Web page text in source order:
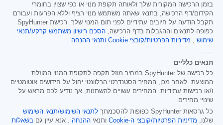
בזמן הרכישה המקורית שלך ולאותה תקופת מנוי או כפי שצוין בחומרי
הקידום/דף הרכישה, בתנאי שאתה משתמש מנוי רציף וללא הפרעות ועבורם
תקבל הודעה על חיובים עתידיים לפני תום המנוי שלך. רכישת SpyHunter
כפופה לתנאים וההגבלות בדף הרכישה, הסכם רישיון משתמש קרקע/תנאי
שימוש , מדיניות הפרטיות/קובצי Cookie ותנאי ההנחה .
------
תנאים כלליים
כל רכישה של SpyHunter במחיר מוזל תקפה לתקופת המנוי המוזלת
המוצעת. לאחר מכן, המחיר הסטנדרטי הרלוונטי יחול על חידושים אוטומטיים
ו/או רכישות עתידיות. המחירים עשויים להשתנות, אך נודיע לכם מראש על
שינויי מחירים.
כל גרסאות SpyHunter כפופות להסכמתך
לתנאי השימוש/תנאי השימוש
שלנו, מדיניות הפרטיות/קובצי ה-Cookie ותנאי ההנחה . אנא עיין גם בשאלות